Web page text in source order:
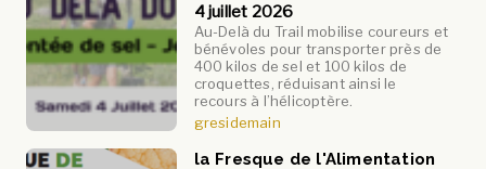
4 juillet 2026
Au-Delà du Trail mobilise coureurs et
bénévoles pour transporter près de
400 kilos de sel et 100 kilos de
croquettes, réduisant ainsi le
recours à l’hélicoptère.
gresidemain
la Fresque de l'Alimentation